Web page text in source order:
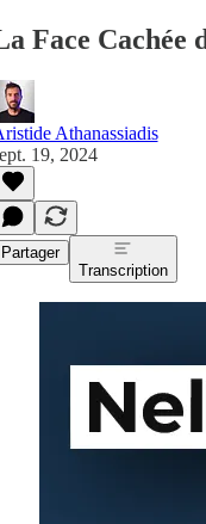
Face Cachée
Athanassiadis
19, 2024
Partager
Transcription